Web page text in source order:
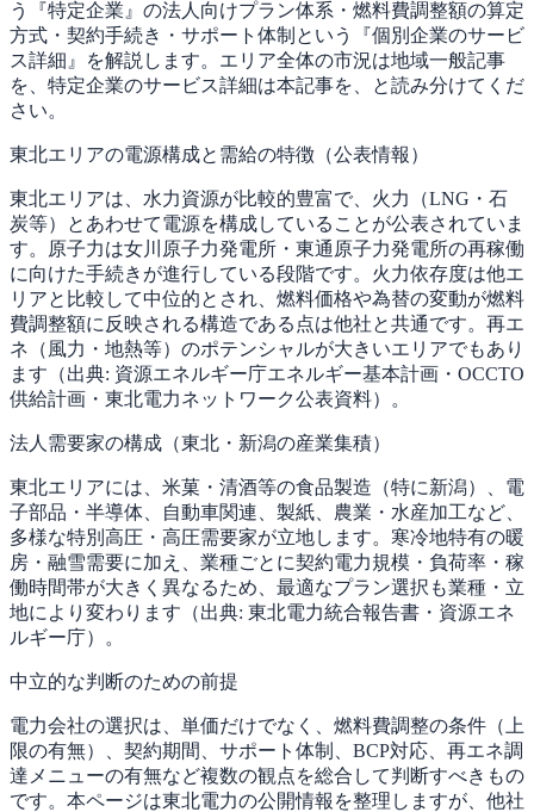
う『特定企業』の法人向けプラン体系・燃料費調整額の算定
方式・契約手続き・サポート体制という『個別企業のサービ
ス詳細』を解説します。エリア全体の市況は地域一般記事
を、特定企業のサービス詳細は本記事を、と読み分けてくだ
さい。
東北エリアの電源構成と需給の特徴（公表情報）
東北エリアは、水力資源が比較的豊富で、火力（LNG・石
炭等）とあわせて電源を構成していることが公表されていま
す。原子力は女川原子力発電所・東通原子力発電所の再稼働
に向けた手続きが進行している段階です。火力依存度は他エ
リアと比較して中位的とされ、燃料価格や為替の変動が燃料
費調整額に反映される構造である点は他社と共通です。再エ
ネ（風力・地熱等）のポテンシャルが大きいエリアでもあり
ます（出典: 資源エネルギー庁エネルギー基本計画・OCCTO
供給計画・東北電力ネットワーク公表資料）。
法人需要家の構成（東北・新潟の産業集積）
東北エリアには、米菓・清酒等の食品製造（特に新潟）、電
子部品・半導体、自動車関連、製紙、農業・水産加工など、
多様な特別高圧・高圧需要家が立地します。寒冷地特有の暖
房・融雪需要に加え、業種ごとに契約電力規模・負荷率・稼
働時間帯が大きく異なるため、最適なプラン選択も業種・立
地により変わります（出典: 東北電力統合報告書・資源エネ
ルギー庁）。
中立的な判断のための前提
電力会社の選択は、単価だけでなく、燃料費調整の条件（上
限の有無）、契約期間、サポート体制、BCP対応、再エネ調
達メニューの有無など複数の観点を総合して判断すべきもの
です。本ページは東北電力の公開情報を整理しますが、他社